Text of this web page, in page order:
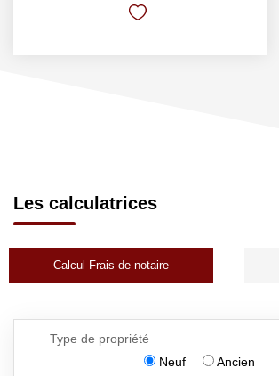
Les calculatrices
Calcul Frais de notaire